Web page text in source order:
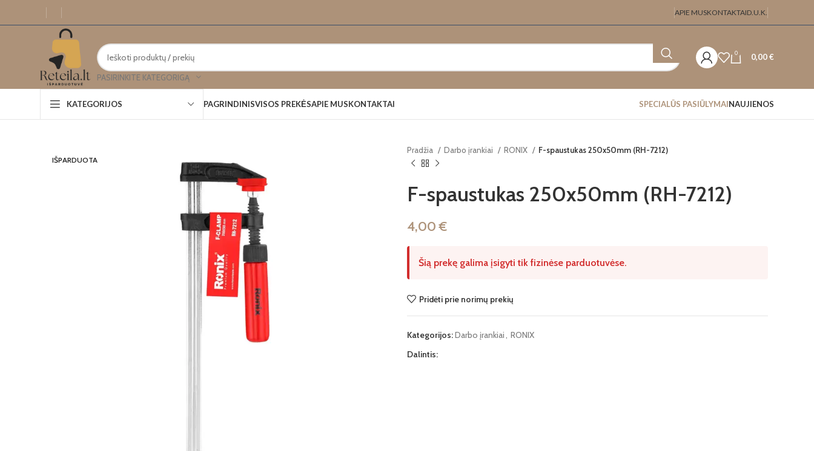
APIE MUSKONTAKTAID.U.K.
PASIRINKITE KATEGORIGĄ
0 0,00€
KATEGORIJOS PAGRINDINISVISOS PREKĖSAPIE MUSKONTAKTAI SPECIALŪS PASIŪLYMAINAUJIENOS
IŠPARDUOTA
Pradžia Darbo įrankiai RONIX F-spaustukas 250x50mm (RH-7212)
F-spaustukas 250x50mm (RH-7212)
4,00€
Šią prekę galima įsigyti tik fizinėse parduotuvėse.
Pridėti prie norimų prekių
Kategorijos:Darbo įrankiai, RONIX
Dalintis: